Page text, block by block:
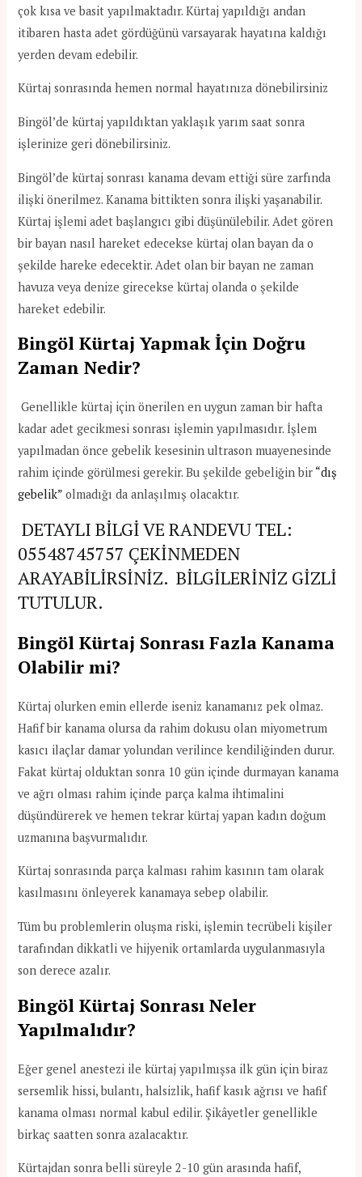
çok kısa ve basit yapılmaktadır. Kürtaj yapıldığı andan
itibaren hasta adet gördüğünü varsayarak hayatına kaldığı
yerden devam edebilir.
Kürtaj sonrasında hemen normal hayatınıza dönebilirsiniz
Bingöl’de kürtaj yapıldıktan yaklaşık yarım saat sonra
işlerinize geri dönebilirsiniz.
Bingöl’de kürtaj sonrası kanama devam ettiği süre zarfında
ilişki önerilmez. Kanama bittikten sonra ilişki yaşanabilir.
Kürtaj işlemi adet başlangıcı gibi düşünülebilir. Adet gören
bir bayan nasıl hareket edecekse kürtaj olan bayan da o
şekilde hareke edecektir. Adet olan bir bayan ne zaman
havuza veya denize girecekse kürtaj olanda o şekilde
hareket edebilir.
Bingöl Kürtaj Yapmak İçin Doğru
Zaman Nedir?
Genellikle kürtaj için önerilen en uygun zaman bir hafta
kadar adet gecikmesi sonrası işlemin yapılmasıdır. İşlem
yapılmadan önce gebelik kesesinin ultrason muayenesinde
rahim içinde görülmesi gerekir. Bu şekilde gebeliğin bir “dış
gebelik” olmadığı da anlaşılmış olacaktır.
DETAYLI BİLGİ VE RANDEVU TEL:
05548745757 ÇEKİNMEDEN
ARAYABİLİRSİNİZ. BİLGİLERİNİZ GİZLİ
TUTULUR.
Bingöl Kürtaj Sonrası Fazla Kanama
Olabilir mi?
Kürtaj olurken emin ellerde iseniz kanamanız pek olmaz.
Hafif bir kanama olursa da rahim dokusu olan miyometrum
kasıcı ilaçlar damar yolundan verilince kendiliğinden durur.
Fakat kürtaj olduktan sonra 10 gün içinde durmayan kanama
ve ağrı olması rahim içinde parça kalma ihtimalini
düşündürerek ve hemen tekrar kürtaj yapan kadın doğum
uzmanına başvurmalıdır.
Kürtaj sonrasında parça kalması rahim kasının tam olarak
kasılmasını önleyerek kanamaya sebep olabilir.
Tüm bu problemlerin oluşma riski, işlemin tecrübeli kişiler
tarafından dikkatli ve hijyenik ortamlarda uygulanmasıyla
son derece azalır.
Bingöl Kürtaj Sonrası Neler
Yapılmalıdır?
Eğer genel anestezi ile kürtaj yapılmışsa ilk gün için biraz
sersemlik hissi, bulantı, halsizlik, hafif kasık ağrısı ve hafif
kanama olması normal kabul edilir. Şikâyetler genellikle
birkaç saatten sonra azalacaktır.
Kürtajdan sonra belli süreyle 2-10 gün arasında hafif,